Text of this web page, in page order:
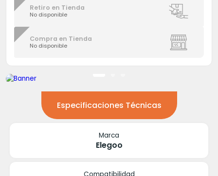
Retiro en Tienda
No disponible
Compra en Tienda
No disponible
Especificaciones Técnicas
Marca
Elegoo